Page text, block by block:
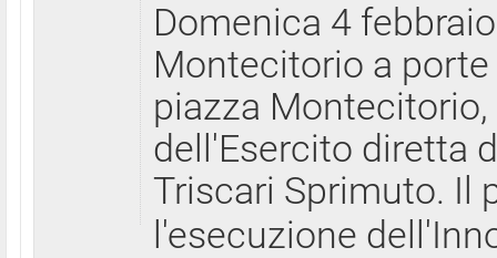
Domenica 4
Montecitorio a
piazza
dell'Esercito diretta
Triscari Sprimuto. Il
l'esecuzione